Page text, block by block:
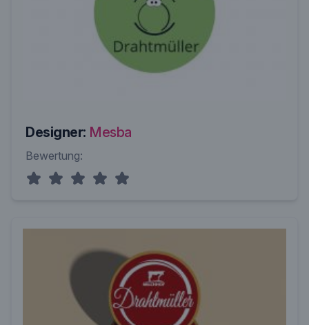
Designer: Mesba
Bewertung: